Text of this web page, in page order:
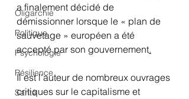
Oligarchie
Politique
Psychologie
Résilience
Santé
a finalement décidé de
démissionner lorsque le « plan de
sauvetage » européen a été
accepté par son gouvernement.
Il est l'auteur de nombreux ouvrages
critiques sur le capitalisme et